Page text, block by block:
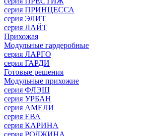
серия ПРИНЦЕССА
серия ЭЛИТ
серия ЛАЙТ
Прихожая
Модульные гардеробные
серия ЛАРГО
серия ГАРДИ
Готовые решения
Модульные прихожие
серия ФЛЭШ
серия УРБАН
серия АМЕЛИ
серия ЕВА
серия КАРИНА
серия РОДЖИНА